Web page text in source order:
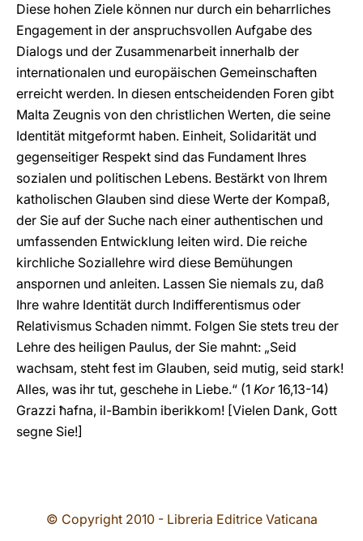
Diese hohen Ziele können nur durch ein beharrliches
Engagement in der anspruchsvollen Aufgabe des
Dialogs und der Zusammenarbeit innerhalb der
internationalen und europäischen Gemeinschaften
erreicht werden. In diesen entscheidenden Foren gibt
Malta Zeugnis von den christlichen Werten, die seine
Identität mitgeformt haben. Einheit, Solidarität und
gegenseitiger Respekt sind das Fundament Ihres
sozialen und politischen Lebens. Bestärkt von Ihrem
katholischen Glauben sind diese Werte der Kompaß,
der Sie auf der Suche nach einer authentischen und
umfassenden Entwicklung leiten wird. Die reiche
kirchliche Soziallehre wird diese Bemühungen
anspornen und anleiten. Lassen Sie niemals zu, daß
Ihre wahre Identität durch Indifferentismus oder
Relativismus Schaden nimmt. Folgen Sie stets treu der
Lehre des heiligen Paulus, der Sie mahnt: „Seid
wachsam, steht fest im Glauben, seid mutig, seid stark!
Alles, was ihr tut, geschehe in Liebe.“ (1 Kor16,13-14)
Grazzi ħafna, il-Bambin iberikkom! [Vielen Dank, Gott
segne Sie!]
© Copyright 2010 - Libreria Editrice Vaticana